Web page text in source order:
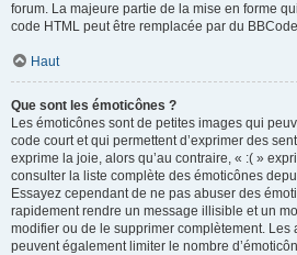
forum. La majeure partie de la mise en forme
code HTML peut être remplacée par du
Haut
Que sont les émoticônes ?
Les émoticônes sont de petites images qui
code court et qui permettent d’exprimer des
exprime la joie, alors qu’au contraire, « :( »
consulter la liste complète des émoticônes
Essayez cependant de ne pas abuser des
rapidement rendre un message illisible et un
modifier ou de le supprimer complètement. Les
peuvent également limiter le nombre